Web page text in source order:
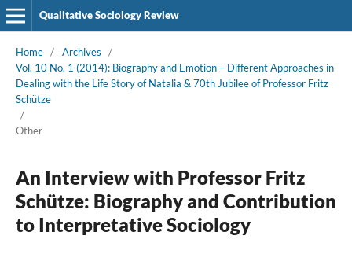
Qualitative Sociology Review
Home / Archives
/
Vol. 10 No. 1 (2014): Biography and Emotion – Different Approaches in
Dealing with the Life Story of Natalia & 70th Jubilee of Professor Fritz
Schütze
/
Other
An Interview with Professor Fritz
Schütze: Biography and Contribution
to Interpretative Sociology